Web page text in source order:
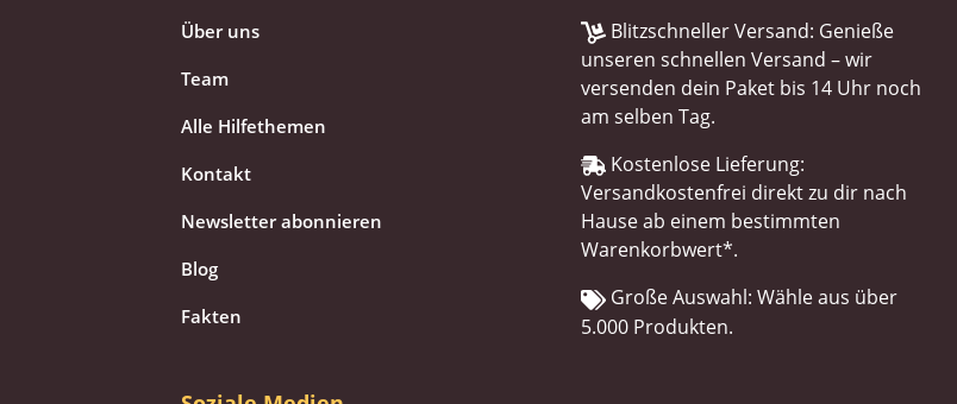
Über uns
Team
Alle Hilfethemen
Kontakt
Newsletter abonnieren
Blog
Fakten
Blitzschneller Versand: Genieße
unseren schnellen Versand – wir
versenden dein Paket bis 14 Uhr noch
am selben Tag.
Kostenlose Lieferung:
Versandkostenfrei direkt zu dir nach
Hause ab einem bestimmten
Warenkorbwert*.
Große Auswahl: Wähle aus über
5.000 Produkten.